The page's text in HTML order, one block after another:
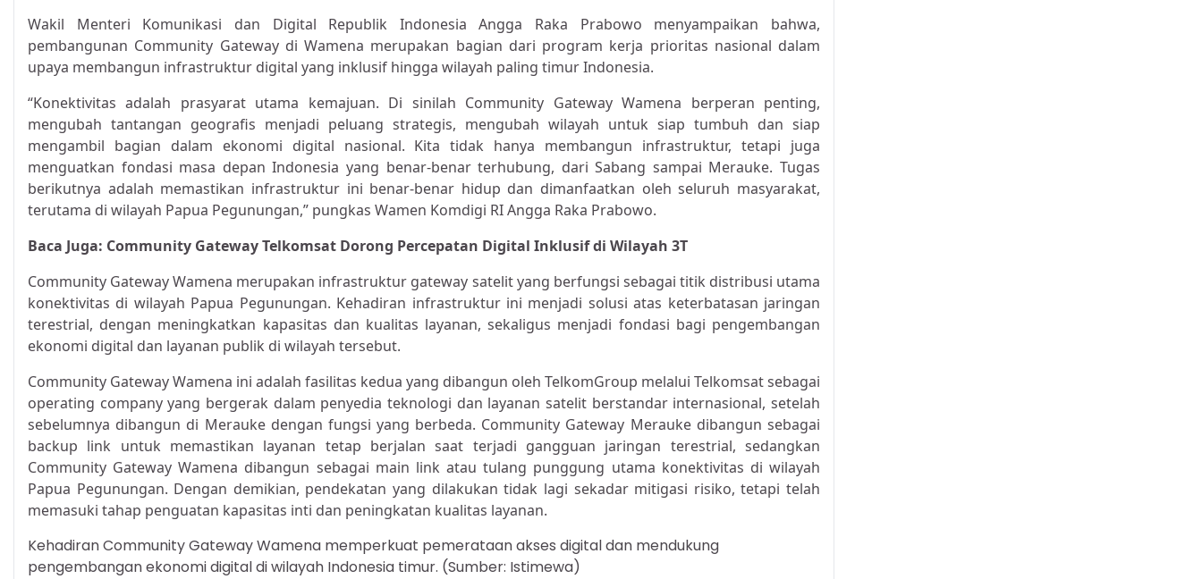
Wakil Menteri Komunikasi dan Digital Republik Indonesia Angga Raka Prabowo menyampaikan bahwa,
pembangunan Community Gateway di Wamena merupakan bagian dari program kerja prioritas nasional dalam
upaya membangun infrastruktur digital yang inklusif hingga wilayah paling timur Indonesia.
“Konektivitas adalah prasyarat utama kemajuan. Di sinilah Community Gateway Wamena berperan penting,
mengubah tantangan geografis menjadi peluang strategis, mengubah wilayah untuk siap tumbuh dan siap
mengambil bagian dalam ekonomi digital nasional. Kita tidak hanya membangun infrastruktur, tetapi juga
menguatkan fondasi masa depan Indonesia yang benar-benar terhubung, dari Sabang sampai Merauke. Tugas
berikutnya adalah memastikan infrastruktur ini benar-benar hidup dan dimanfaatkan oleh seluruh masyarakat,
terutama di wilayah Papua Pegunungan,” pungkas Wamen Komdigi RI Angga Raka Prabowo.
Baca Juga: Community Gateway Telkomsat Dorong Percepatan Digital Inklusif di Wilayah 3T
Community Gateway Wamena merupakan infrastruktur gateway satelit yang berfungsi sebagai titik distribusi utama
konektivitas di wilayah Papua Pegunungan. Kehadiran infrastruktur ini menjadi solusi atas keterbatasan jaringan
terestrial, dengan meningkatkan kapasitas dan kualitas layanan, sekaligus menjadi fondasi bagi pengembangan
ekonomi digital dan layanan publik di wilayah tersebut.
Community Gateway Wamena ini adalah fasilitas kedua yang dibangun oleh TelkomGroup melalui Telkomsat sebagai
operating company yang bergerak dalam penyedia teknologi dan layanan satelit berstandar internasional, setelah
sebelumnya dibangun di Merauke dengan fungsi yang berbeda. Community Gateway Merauke dibangun sebagai
backup link untuk memastikan layanan tetap berjalan saat terjadi gangguan jaringan terestrial, sedangkan
Community Gateway Wamena dibangun sebagai main link atau tulang punggung utama konektivitas di wilayah
Papua Pegunungan. Dengan demikian, pendekatan yang dilakukan tidak lagi sekadar mitigasi risiko, tetapi telah
memasuki tahap penguatan kapasitas inti dan peningkatan kualitas layanan.
Kehadiran Community Gateway Wamena memperkuat pemerataan akses digital dan mendukung
pengembangan ekonomi digital di wilayah Indonesia timur. (Sumber: Istimewa)